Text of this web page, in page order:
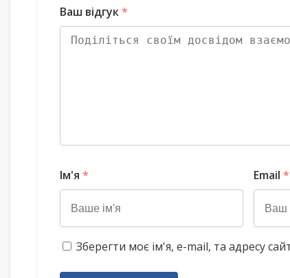
Ваш відгук*
Ім'я * Email *
Зберегти моє ім'я, e-mail, та адресу